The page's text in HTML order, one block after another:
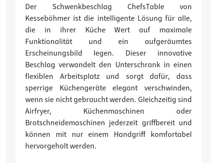
Der Schwenkbeschlag ChefsTable von
Kesseböhmer ist die intelligente Lösung für alle,
die in ihrer Küche Wert auf maximale
Funktionalität und ein aufgeräumtes
Erscheinungsbild legen. Dieser innovative
Beschlag verwandelt den Unterschrank in einen
flexiblen Arbeitsplatz und sorgt dafür, dass
sperrige Küchengeräte elegant verschwinden,
wenn sie nicht gebraucht werden. Gleichzeitig sind
Airfryer, Küchenmaschinen oder
Brotschneidemaschinen jederzeit griffbereit und
können mit nur einem Handgriff komfortabel
hervorgeholt werden.